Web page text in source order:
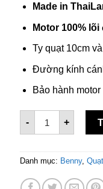
Made in
Motor 100%
Ty quạt 10cm
Đường kính
Bảo hành motor
-
Quạt Trần Stella
+
Danh mục: Benny,